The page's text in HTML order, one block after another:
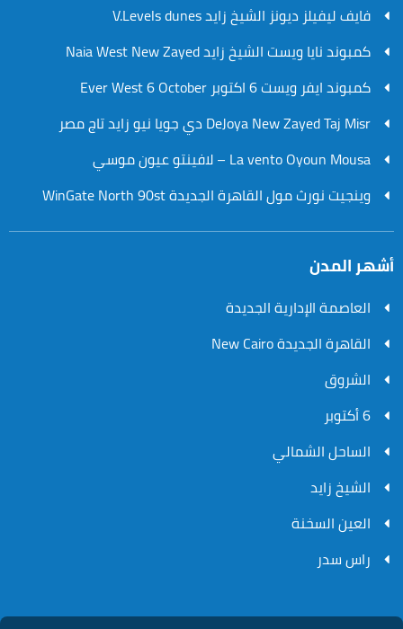
فايف ليفيلز ديونز الشيخ زايد V.Levels dunes
كمبوند نايا ويست الشيخ زايد Naia West New Zayed
كمبوند ايفر ويست 6 اكتوبر Ever West 6 October
DeJoya New Zayed Taj Misr دي جويا نيو زايد تاج مصر
La vento Oyoun Mousa – لافينتو عيون موسي
وينجيت نورث مول القاهرة الجديدة WinGate North 90st
أشهر المدن
العاصمة الإدارية الجديدة
القاهرة الجديدة New Cairo
الشروق
6 أكتوبر
الساحل الشمالي
الشيخ زايد
العين السخنة
راس سدر